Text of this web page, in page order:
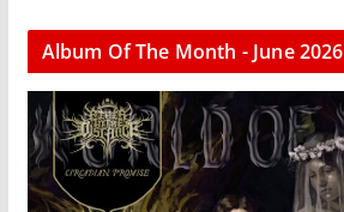
Album Of The Month - June 2026